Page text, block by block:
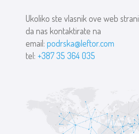
Ukoliko ste vlasnik ove web
da nas kontaktirate na
email:podrska@leftor.com
tel: +387 35 364 035